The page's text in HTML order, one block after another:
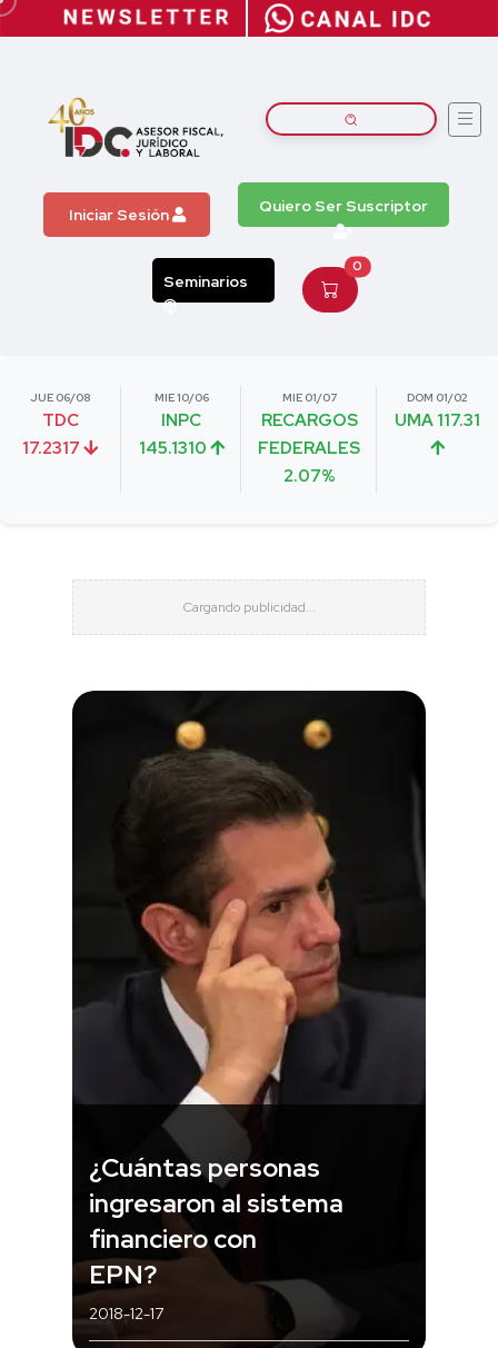
Iniciar Sesión Quiero Ser Suscriptor
Seminarios
0
JUE 06/08
TDC
17.2317
MIE 10/06
INPC
145.1310
MIE 01/07
RECARGOS
FEDERALES
2.07%
DOM 01/02
UMA 117.31
¿Cuántas personas
ingresaron al sistema
financiero con
EPN?
2018-12-17